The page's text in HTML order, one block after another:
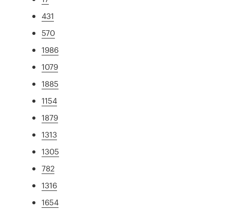
431
570
1986
1079
1885
1154
1879
1313
1305
782
1316
1654